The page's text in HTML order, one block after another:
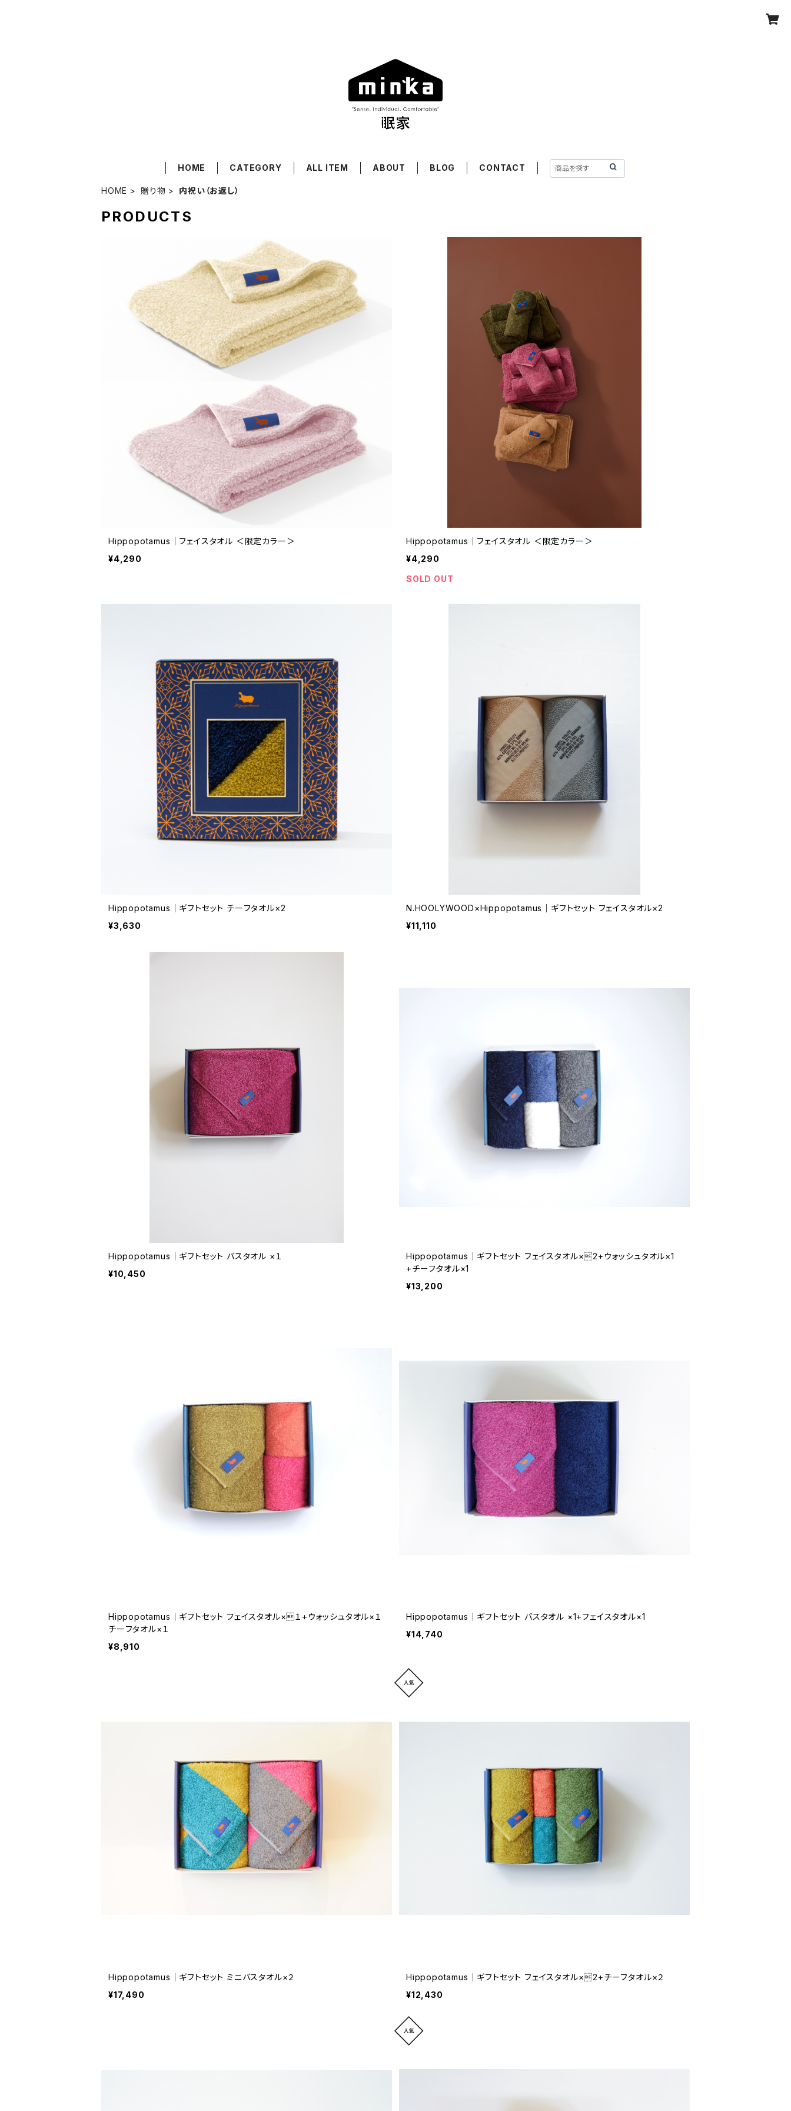
HOME CATEGORY ALL ITEM ABOUT BLOG CONTACT
HOME 贈り物 内祝い（お返し）
PRODUCTS
Hippopotamus｜フェイスタオル ＜限定カラー＞
¥4,290
Hippopotamus｜フェイスタオル ＜限定カラー＞
¥4,290
SOLD OUT
Hippopotamus｜ギフトセット チーフタオル×2
¥3,630
N.HOOLYWOOD×Hippopotamus｜ギフトセット フェイスタオル×2
¥11,110
Hippopotamus｜ギフトセット バスタオル ×１
¥10,450
Hippopotamus｜ギフトセット フェイスタオル×2+ウォッシュタオル×1
+チーフタオル×1
¥13,200
Hippopotamus｜ギフトセット フェイスタオル×１+ウォッシュタオル×１
チーフタオル×１
¥8,910
Hippopotamus｜ギフトセット バスタオル ×1+フェイスタオル×1
¥14,740
Hippopotamus｜ギフトセット ミニバスタオル×２
¥17,490
Hippopotamus｜ギフトセット フェイスタオル×2+チーフタオル×２
¥12,430